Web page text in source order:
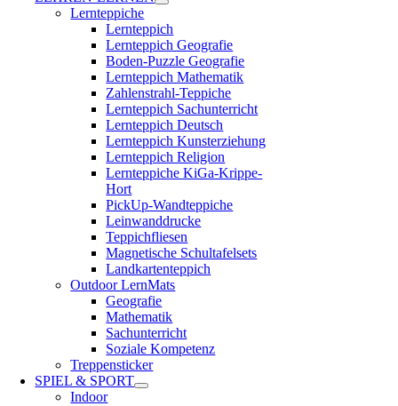
Lernteppiche
Lernteppich
Lernteppich Geografie
Boden-Puzzle Geografie
Lernteppich Mathematik
Zahlenstrahl-Teppiche
Lernteppich Sachunterricht
Lernteppich Deutsch
Lernteppich Kunsterziehung
Lernteppich Religion
Lernteppiche KiGa-Krippe-
Hort
PickUp-Wandteppiche
Leinwanddrucke
Teppichfliesen
Magnetische Schultafelsets
Landkartenteppich
Outdoor LernMats
Geografie
Mathematik
Sachunterricht
Soziale Kompetenz
Treppensticker
SPIEL & SPORT
Indoor